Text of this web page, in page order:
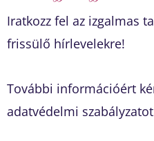
Iratkozz fel az izgalmas
frissülő hírlevelekre!
További információért
adatvédelmi